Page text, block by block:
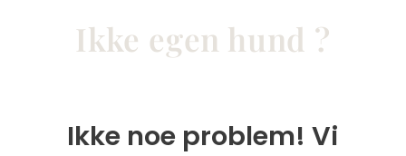
Ikke egen hund ?
Ikke noe problem! Vi